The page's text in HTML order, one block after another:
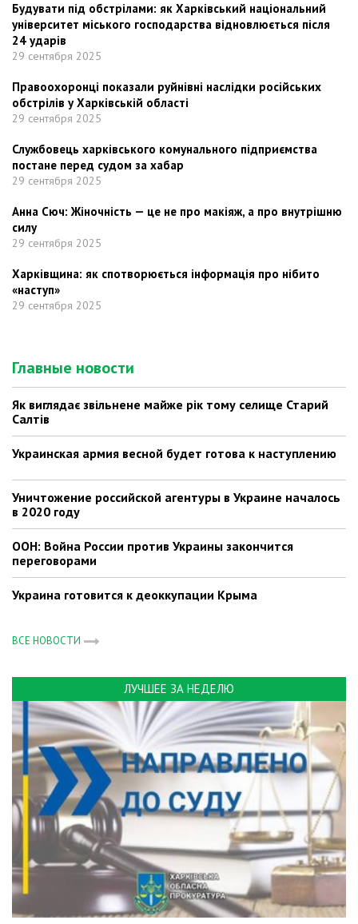
Будувати під обстрілами: як Харківський національний
університет міського господарства відновлюється після
24 ударів
29 сентября 2025
Правоохоронці показали руйнівні наслідки російських
обстрілів у Харківській області
29 сентября 2025
Службовець харківського комунального підприємства
постане перед судом за хабар
29 сентября 2025
Анна Сюч: Жіночність — це не про макіяж, а про внутрішню
силу
29 сентября 2025
Харківщина: як спотворюється інформація про нібито
«наступ»
29 сентября 2025
Главные новости
Як виглядає звільнене майже рік тому селище Старий
Салтів
Украинская армия весной будет готова к наступлению
Уничтожение российской агентуры в Украине началось
в 2020 году
ООН: Война России против Украины закончится
переговорами
Украина готовится к деоккупации Крыма
ВСЕ НОВОСТИ
ЛУЧШЕЕ ЗА НЕДЕЛЮ